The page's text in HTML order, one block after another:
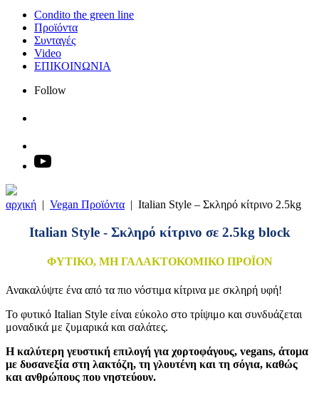
Condito the green line
Προϊόντα
Συνταγές
Video
ΕΠΙΚΟΙΝΩΝΙΑ
Follow
αρχική | Vegan Προϊόντα | Italian Style – Σκληρό κίτρινο 2.5kg
Italian Style - Σκληρό κίτρινο σε 2.5kg block
ΦΥΤΙΚΟ, ΜΗ ΓΑΛΑΚΤΟΚΟΜΙΚΟ ΠΡΟΪΟΝ
Ανακαλύψτε ένα από τα πιο νόστιμα κίτρινα με σκληρή υφή!
Το φυτικό Italian Style είναι εύκολο στο τρίψιμο και συνδυάζεται
μοναδικά με ζυμαρικά και σαλάτες.
Η καλύτερη γευστική επιλογή για χορτοφάγους, vegans, άτομα
με δυσανεξία στη λακτόζη, τη γλουτένη και τη σόγια, καθώς
και ανθρώπους που νηστεύουν.